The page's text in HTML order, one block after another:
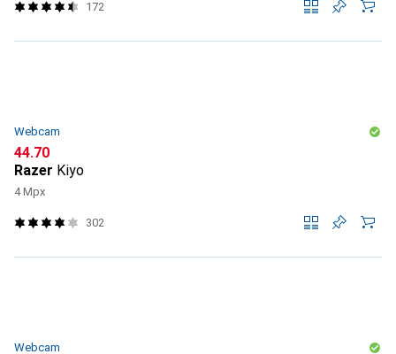
172
Webcam
CHF
44.70
Razer Kiyo
4 Mpx
302
Webcam